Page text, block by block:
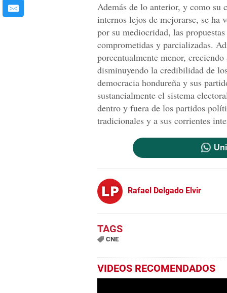
Además de lo anterior, y como su
internos lejos de mejorarse, se ha
por su mediocridad, las
comprometidas y parcializadas.
porcentualmente menor,
disminuyendo la credibilidad de
democracia hondureña y sus
sustancialmente el sistema
dentro y fuera de los partidos
tradicionales y a sus corrientes
Rafael Delgado Elvir
CNE
VIDEOS RECOMENDADOS